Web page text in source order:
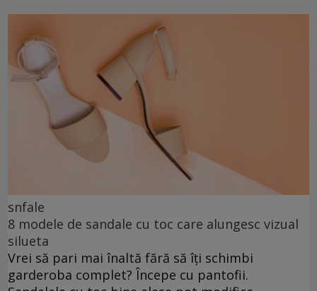
snfale
8 modele de sandale cu toc care alungesc vizual
silueta
Vrei să pari mai înaltă fără să îți schimbi
garderoba complet? Începe cu pantofii.